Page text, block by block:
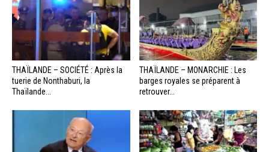
THAÏLANDE – SOCIÉTÉ : Après la
tuerie de Nonthaburi, la
Thaïlande...
THAÏLANDE – MONARCHIE : Les
barges royales se préparent à
retrouver...